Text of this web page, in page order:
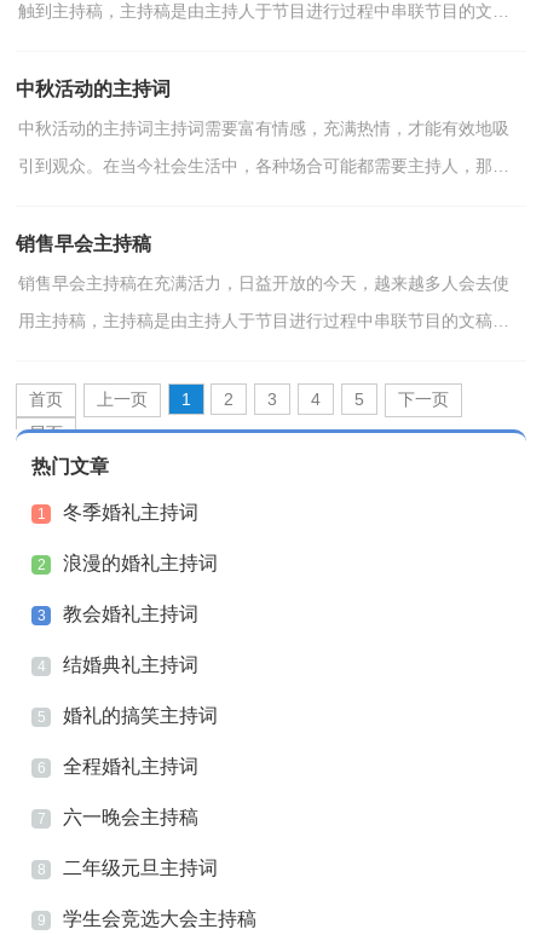
触到主持稿，主持稿是由主持人于节目进行过程中串联节目的文
中秋活动的主持词
中秋活动的主持词主持词需要富有情感，充满热情，才能有效地吸
引到观众。在当今社会生活中，各种场合可能都需要主持人，那么
销售早会主持稿
销售早会主持稿在充满活力，日益开放的今天，越来越多人会去使
用主持稿，主持稿是由主持人于节目进行过程中串联节目的文稿。
首页 上一页 1 2 3 4 5
下一页
尾页
热门文章
1 冬季婚礼主持词
2 浪漫的婚礼主持词
3 教会婚礼主持词
4 结婚典礼主持词
5 婚礼的搞笑主持词
6 全程婚礼主持词
7 六一晚会主持稿
8 二年级元旦主持词
9 学生会竞选大会主持稿